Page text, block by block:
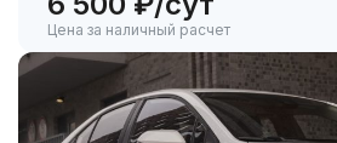
Цена за наличный расчет